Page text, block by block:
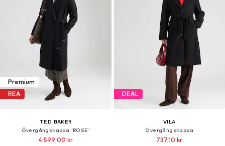
Premium
REA
TED BAKER
Övergångskappa 'ROSE'
4 599,00 kr
DEAL
VILA
Övergångskappa
737,10 kr